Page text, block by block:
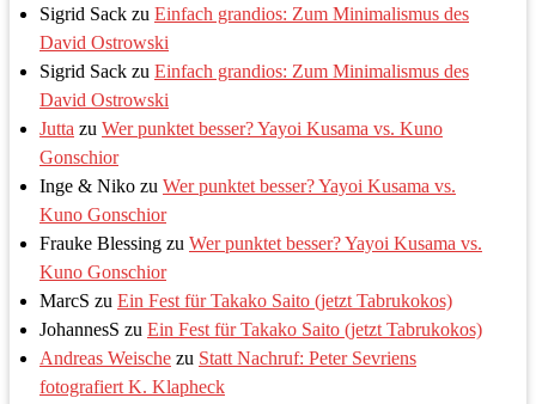
Sigrid Sack zu Einfach grandios: Zum Minimalismus des
David Ostrowski
Sigrid Sack zu Einfach grandios: Zum Minimalismus des
David Ostrowski
Jutta zu Wer punktet besser? Yayoi Kusama vs. Kuno
Gonschior
Inge & Niko zu Wer punktet besser? Yayoi Kusama vs.
Kuno Gonschior
Frauke Blessing zu Wer punktet besser? Yayoi Kusama vs.
Kuno Gonschior
MarcS zu Ein Fest für Takako Saito (jetzt Tabrukokos)
JohannesS zu Ein Fest für Takako Saito (jetzt Tabrukokos)
Andreas Weische zu Statt Nachruf: Peter Sevriens
fotografiert K. Klapheck